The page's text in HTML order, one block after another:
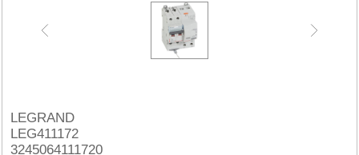
LEGRAND
LEG411172
3245064111720